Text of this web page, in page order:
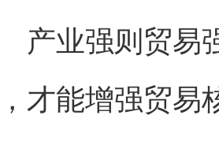
业强则贸易强
才能增强贸易